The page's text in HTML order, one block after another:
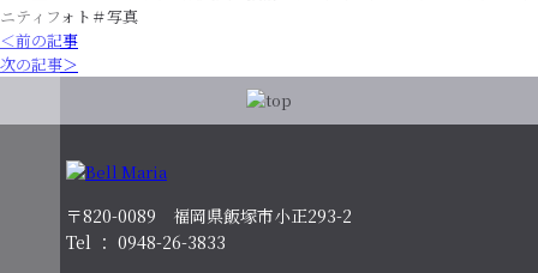
ニティフォト＃写真
＜前の記事
次の記事＞
〒820-0089 福岡県飯塚市小正293-2
Tel ： 0948-26-3833